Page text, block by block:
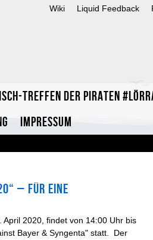
Wiki Liquid Feedback
Treffen der Piraten
Impressum
– Für eine
2020, findet von 14:00 Uhr bis
Bayer & Syngenta" statt. Der